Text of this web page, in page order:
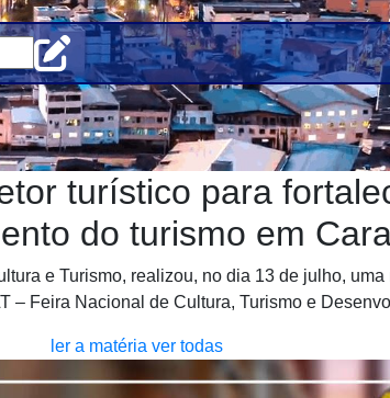
turístico para
do turismo em
e Turismo, realizou, no dia 13 de julho,
– Feira Nacional de Cultura, Turismo e
ler a matéria ver todas